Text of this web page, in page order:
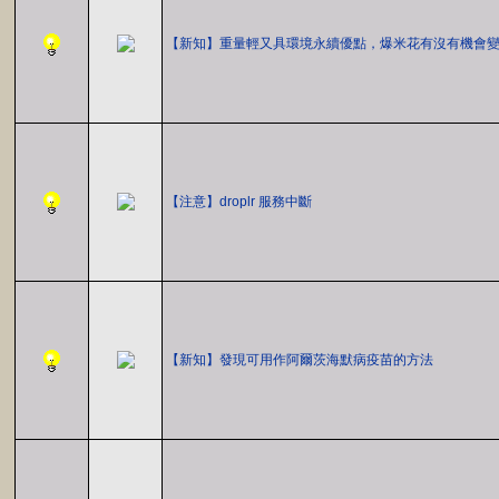
【新知】重量輕又具環境永續優點，爆米花有沒有機會
【注意】droplr 服務中斷
【新知】發現可用作阿爾茨海默病疫苗的方法